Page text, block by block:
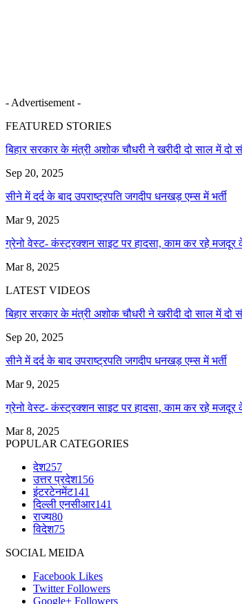
- Advertisement -
FEATURED STORIES
बिहार सरकार के मंत्री अशोक चौधरी ने खरीदी दो साल में दो
Sep 20, 2025
सीने में दर्द के बाद उपराष्ट्रपति जगदीप धनखड़ एम्स में भर्ती
Mar 9, 2025
ग्रेनो वेस्ट- कंस्ट्रक्शन साइट पर हादसा, काम कर रहे
Mar 8, 2025
LATEST VIDEOS
बिहार सरकार के मंत्री अशोक चौधरी ने खरीदी दो साल में दो
Sep 20, 2025
सीने में दर्द के बाद उपराष्ट्रपति जगदीप धनखड़ एम्स में भर्ती
Mar 9, 2025
ग्रेनो वेस्ट- कंस्ट्रक्शन साइट पर हादसा, काम कर रहे
Mar 8, 2025
POPULAR CATEGORIES
देश257
उत्तर प्रदेश156
इंटरटेनमेंट141
दिल्ली एनसीआर141
राज्य80
विदेश75
SOCIAL MEIDA
Facebook Likes
Twitter Followers
Google+ Followers